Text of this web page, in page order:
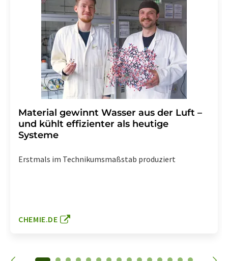
Material gewinnt Wasser aus der Luft –
und kühlt effizienter als heutige
Systeme
Erstmals im Technikumsmaßstab produziert
CHEMIE.DE